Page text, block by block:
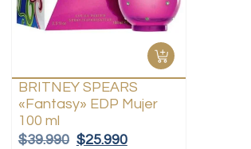
BRITNEY SPEARS
«Fantasy» EDP Mujer
100 ml
$39.990 $25.990